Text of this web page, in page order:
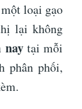
loại gạo
lại không
naytại mỗi
phân phối,